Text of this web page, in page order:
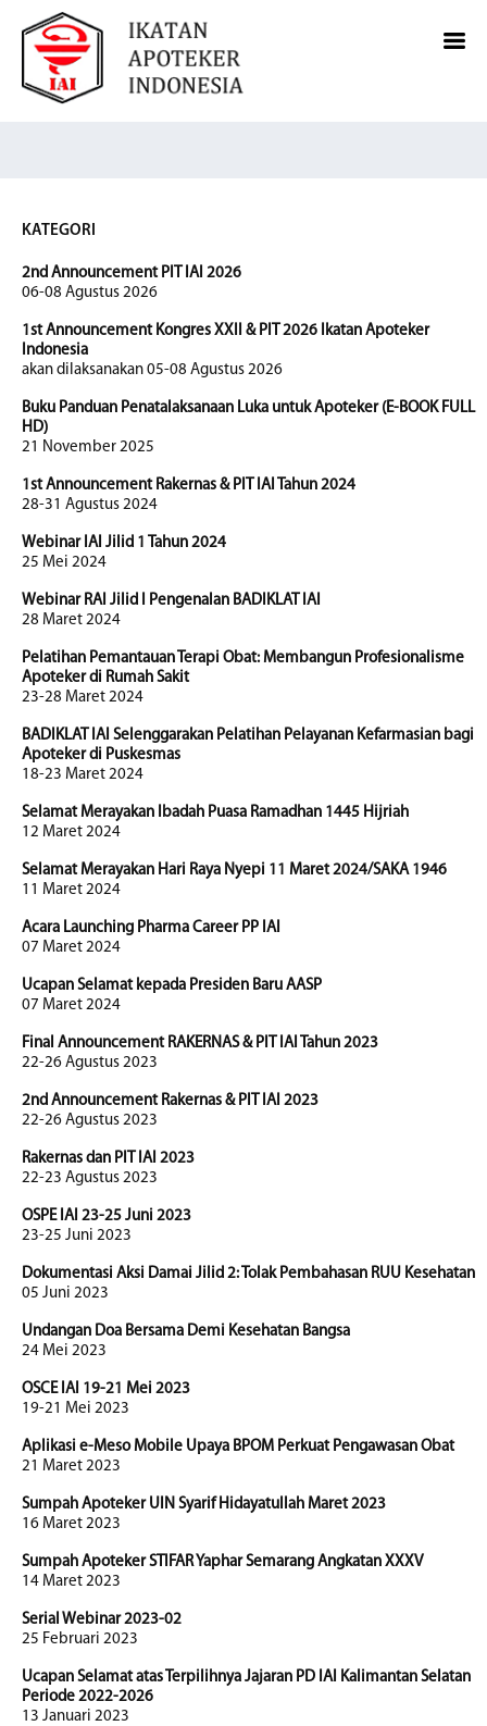
KATEGORI
2nd Announcement PIT IAI 2026
06-08 Agustus 2026
1st Announcement Kongres XXII & PIT 2026 Ikatan Apoteker
Indonesia
akan dilaksanakan 05-08 Agustus 2026
Buku Panduan Penatalaksanaan Luka untuk Apoteker (E-BOOK FULL
HD)
21 November 2025
1st Announcement Rakernas & PIT IAI Tahun 2024
28-31 Agustus 2024
Webinar IAI Jilid 1 Tahun 2024
25 Mei 2024
Webinar RAI Jilid I Pengenalan BADIKLAT IAI
28 Maret 2024
Pelatihan Pemantauan Terapi Obat: Membangun Profesionalisme
Apoteker di Rumah Sakit
23-28 Maret 2024
BADIKLAT IAI Selenggarakan Pelatihan Pelayanan Kefarmasian bagi
Apoteker di Puskesmas
18-23 Maret 2024
Selamat Merayakan Ibadah Puasa Ramadhan 1445 Hijriah
12 Maret 2024
Selamat Merayakan Hari Raya Nyepi 11 Maret 2024/SAKA 1946
11 Maret 2024
Acara Launching Pharma Career PP IAI
07 Maret 2024
Ucapan Selamat kepada Presiden Baru AASP
07 Maret 2024
Final Announcement RAKERNAS & PIT IAI Tahun 2023
22-26 Agustus 2023
2nd Announcement Rakernas & PIT IAI 2023
22-26 Agustus 2023
Rakernas dan PIT IAI 2023
22-23 Agustus 2023
OSPE IAI 23-25 Juni 2023
23-25 Juni 2023
Dokumentasi Aksi Damai Jilid 2: Tolak Pembahasan RUU Kesehatan
05 Juni 2023
Undangan Doa Bersama Demi Kesehatan Bangsa
24 Mei 2023
OSCE IAI 19-21 Mei 2023
19-21 Mei 2023
Aplikasi e-Meso Mobile Upaya BPOM Perkuat Pengawasan Obat
21 Maret 2023
Sumpah Apoteker UIN Syarif Hidayatullah Maret 2023
16 Maret 2023
Sumpah Apoteker STIFAR Yaphar Semarang Angkatan XXXV
14 Maret 2023
Serial Webinar 2023-02
25 Februari 2023
Ucapan Selamat atas Terpilihnya Jajaran PD IAI Kalimantan Selatan
Periode 2022-2026
13 Januari 2023